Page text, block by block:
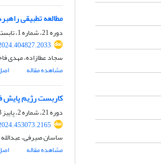
مطالعه تطبیقی
دوره 21، شماره 1، تابستان 1403، صفحه
سجاد عطازاده، مهدی
مشاهده مقاله
کاربست رژیم پایش
دوره 21، شماره 2، پاییز 1403، صفحه
ساسان صیرفی، عبدالله
مشاهده مقاله